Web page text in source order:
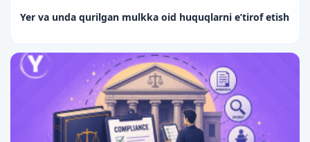
Yer va unda qurilgan mulkka oid huquqlarni e’tirof etish